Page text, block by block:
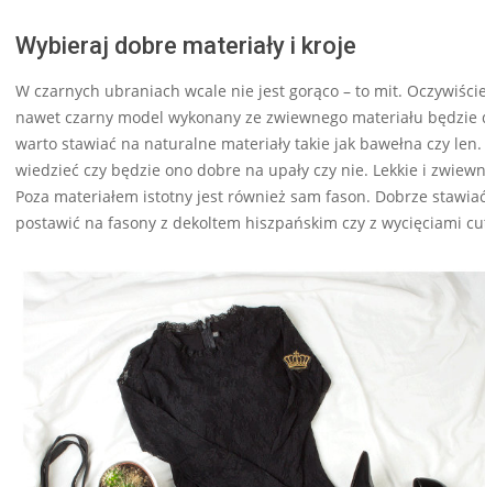
Wybieraj dobre materiały i kroje
W czarnych ubraniach wcale nie jest gorąco – to mit.
nawet czarny model wykonany ze zwiewnego materiału będzie
warto stawiać na naturalne materiały takie jak bawełna czy
wiedzieć czy będzie ono dobre na upały czy nie. Lekkie i
Poza materiałem istotny jest również sam fason. Dobrze
postawić na fasony z dekoltem hiszpańskim czy z wycięciami